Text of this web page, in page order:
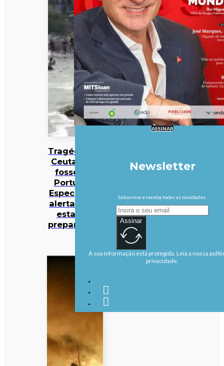
Tragédia de
Ceuta: e se
fosse em
Portugal?
Especialista
alerta: “Não
estamos
preparados”
ASSINAR
Newsletter
Subscreva e receba todas as novidades.
Assinar
A sua informação está protegida. Leia a nossa
privacidade.